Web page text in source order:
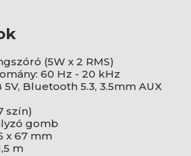
(5W x 2 RMS)
60 Hz - 20 kHz
5V, Bluetooth 5.3, 3.5mm AUX
szín)
gomb
x 67 mm
m